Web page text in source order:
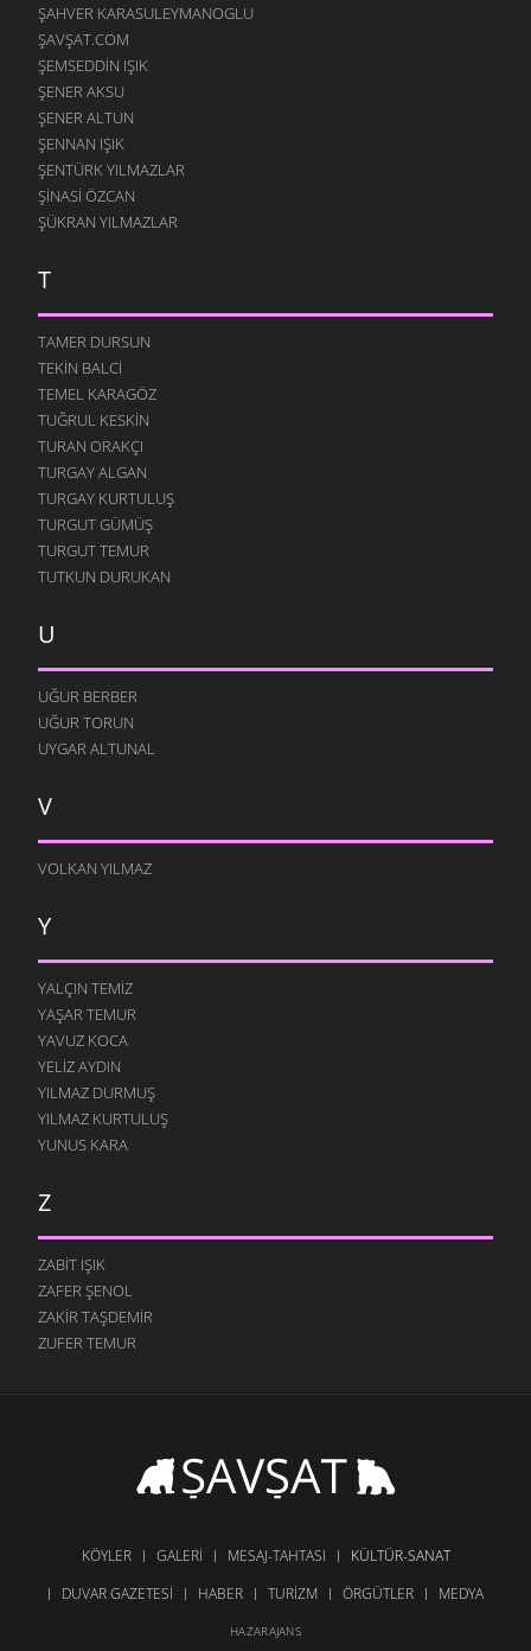
ŞAHVER KARASULEYMANOGLU
ŞAVŞAT.COM
ŞEMSEDDIN IŞIK
ŞENER AKSU
ŞENER ALTUN
ŞENNAN IŞIK
ŞENTÜRK YILMAZLAR
ŞINASI ÖZCAN
ŞÜKRAN YILMAZLAR
T
TAMER DURSUN
TEKIN BALCI
TEMEL KARAGÖZ
TUĞRUL KESKIN
TURAN ORAKÇI
TURGAY ALGAN
TURGAY KURTULUŞ
TURGUT GÜMÜŞ
TURGUT TEMUR
TUTKUN DURUKAN
U
UĞUR BERBER
UĞUR TORUN
UYGAR ALTUNAL
V
VOLKAN YILMAZ
Y
YALÇIN TEMIZ
YAŞAR TEMUR
YAVUZ KOCA
YELIZ AYDIN
YILMAZ DURMUŞ
YILMAZ KURTULUŞ
YUNUS KARA
Z
ZABIT IŞIK
ZAFER ŞENOL
ZAKIR TAŞDEMIR
ZUFER TEMUR
KÖYLER GALERI MESAJ-TAHTASI
KÜLTÜR-SANAT
DUVAR GAZETESI
HABER TURIZM ÖRGÜTLER MEDYA
HAZARAJANS